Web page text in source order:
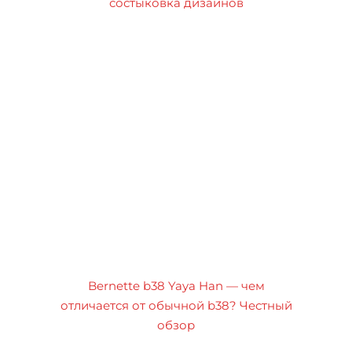
состыковка дизайнов
Bernette b38 Yaya Han — чем
отличается от обычной b38? Честный
обзор